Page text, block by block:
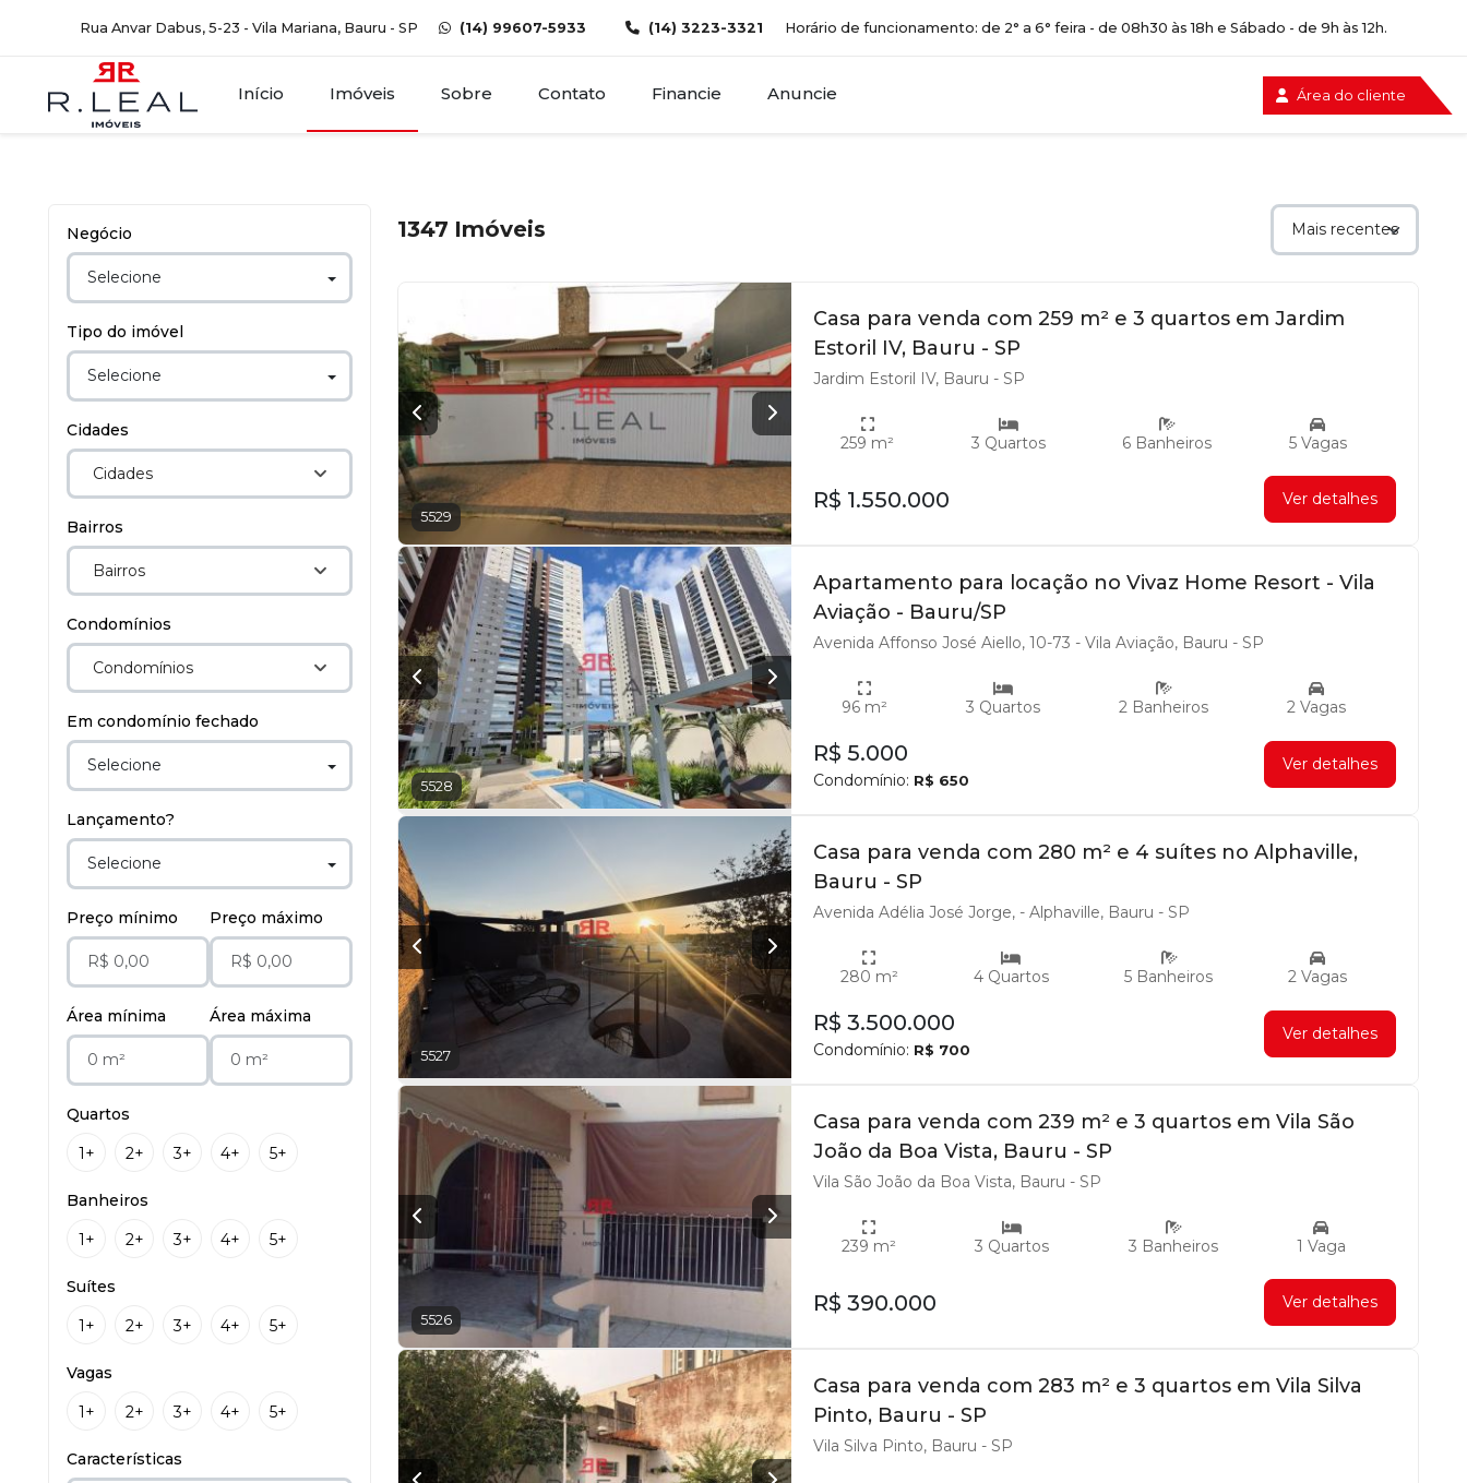
Rua Anvar Dabus, 5-23 - Vila Mariana, Bauru - SP (14) 99607-5933 (14) 3223-3321 Horário de funcionamento: de 2° a 6° feira - de 08h30 às 18h e Sábado - de 9h às 12h.
Início Imóveis Sobre Contato Financie Anuncie Área do cliente
Negócio
Selecione
Tipo do imóvel
Selecione
Cidades
Cidades
Bairros
Bairros
Condomínios
Condomínios
Em condomínio fechado
Selecione
Lançamento?
Selecione
Preço mínimo Preço máximo
Área mínima Área máxima
Quartos
1+
2+ 3+ 4+ 5+
Banheiros
1+
2+ 3+ 4+ 5+
Suítes
1+
2+ 3+ 4+ 5+
Vagas
1+
2+ 3+ 4+ 5+
Características
1347 Imóveis
5529
Casa para venda com 259 m² e 3 quartos em Jardim
Estoril IV, Bauru - SP
Jardim Estoril IV, Bauru - SP
259 m² 3 Quartos 6 Banheiros 5 Vagas
R$ 1.550.000 Ver detalhes
5528
Apartamento para locação no Vivaz Home Resort - Vila
Aviação - Bauru/SP
Avenida Affonso José Aiello, 10-73 - Vila Aviação, Bauru - SP
96 m² 3 Quartos 2 Banheiros 2 Vagas
R$ 5.000
Condomínio: R$ 650
Ver detalhes
5527
Casa para venda com 280 m² e 4 suítes no Alphaville,
Bauru - SP
Avenida Adélia José Jorge, - Alphaville, Bauru - SP
280 m² 4 Quartos 5 Banheiros 2 Vagas
R$ 3.500.000
Condomínio: R$ 700
Ver detalhes
5526
Casa para venda com 239 m² e 3 quartos em Vila São
João da Boa Vista, Bauru - SP
Vila São João da Boa Vista, Bauru - SP
239 m² 3 Quartos 3 Banheiros 1 Vaga
R$ 390.000 Ver detalhes
Casa para venda com 283 m² e 3 quartos em Vila Silva
Pinto, Bauru - SP
Vila Silva Pinto, Bauru - SP